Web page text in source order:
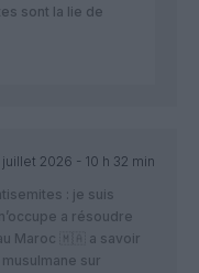
sont la lie de
juillet 2026 - 10 h 32 min
: je suis
a résoudre
Maroc 🇲🇦 a savoir
sur